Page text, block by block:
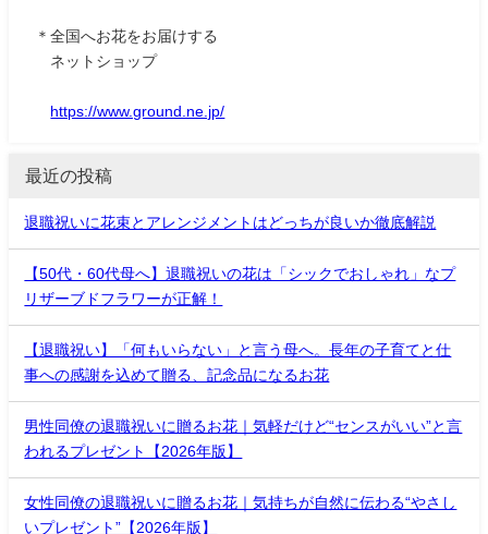
＊全国へお花をお届けする
ネットショップ
https://www.ground.ne.jp/
最近の投稿
退職祝いに花束とアレンジメントはどっちが良いか徹底解説
【50代・60代母へ】退職祝いの花は「シックでおしゃれ」なプ
リザーブドフラワーが正解！
【退職祝い】「何もいらない」と言う母へ。長年の子育てと仕
事への感謝を込めて贈る、記念品になるお花
男性同僚の退職祝いに贈るお花｜気軽だけど“センスがいい”と言
われるプレゼント【2026年版】
女性同僚の退職祝いに贈るお花｜気持ちが自然に伝わる“やさし
いプレゼント”【2026年版】